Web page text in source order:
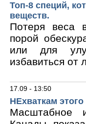
Топ-8 специй,
веществ.
Потеря веса
порой
или для
избавиться от
17.09 - 13:50
НЕхваткам
Масштабное